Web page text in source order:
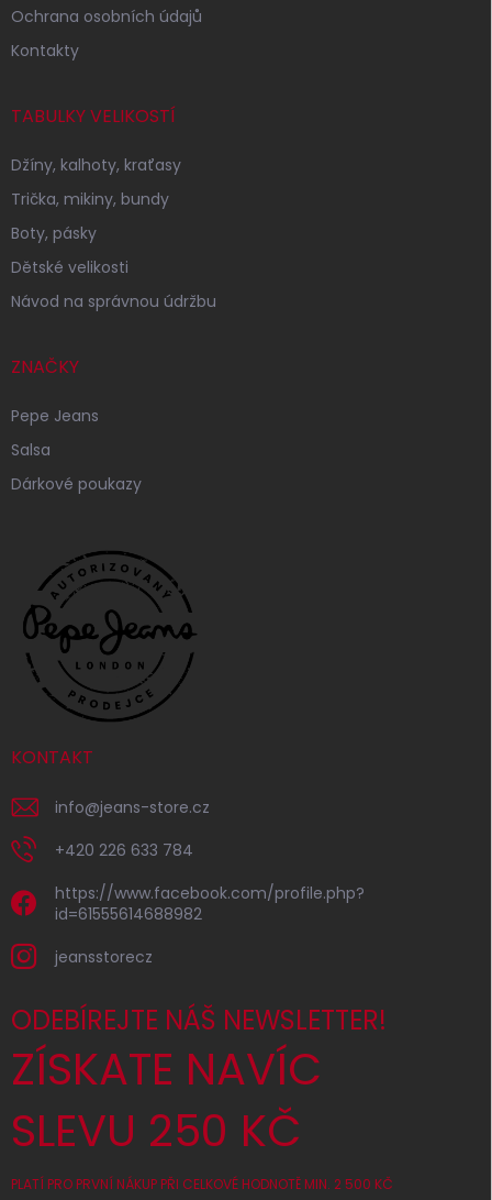
Ochrana osobních údajů
Kontakty
TABULKY VELIKOSTÍ
Džíny, kalhoty, kraťasy
Trička, mikiny, bundy
Boty, pásky
Dětské velikosti
Návod na správnou údržbu
ZNAČKY
Pepe Jeans
Salsa
Dárkové poukazy
KONTAKT
info@jeans-store.cz
+420 226 633 784
https://www.facebook.com/profile.php?
id=61555614688982
jeansstorecz
ODEBÍREJTE NÁŠ NEWSLETTER!
ZÍSKATE NAVÍC
SLEVU 250 KČ
PLATÍ PRO PRVNÍ NÁKUP PŘI CELKOVÉ HODNOTĚ MIN. 2 500 KČ